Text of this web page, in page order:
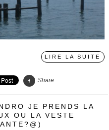
LIRE LA SUITE
Share
JE PRENDS LA
OU LA VESTE